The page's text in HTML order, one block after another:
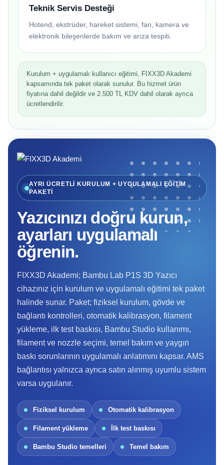
Teknik Servis Desteği
Hotend, ekstrüder, hareket sistemi, fan, kamera ve
elektronik bileşenlerde bakım ve arıza tespiti.
Kurulum + uygulamalı kullanıcı eğitimi, FIXX3D Akademi
kapsamında tek paket olarak sunulur. Bu hizmet ürün
fiyatına dahil değildir ve 2.500 TL KDV dahil olarak ayrıca
ücretlendirilir.
AYRI ÜCRETLİ KURULUM + UYGULAMALI EĞİTİM
PAKETİ
Yazıcınızı doğru kurun,
ayarları uygulamalı
öğrenin.
FIXX3D Akademi; Bambu Lab P1S 3D Yazıcı
cihazınız için kurulum ve uygulamalı eğitimi tek paket
halinde sunar. Paket; fiziksel kurulum, gövde ve
bağlantı kontrolleri, otomatik kalibrasyon, filament
yükleme, ilk test baskısı, Bambu Studio kullanımı,
filament ve nozzle seçimi, temel bakım ve yaygın
baskı sorunlarının uygulamalı anlatımını kapsar. AMS
bağlantısı yalnızca ayrıca satın alınmış uyumlu sistem
varsa uygulanır.
Fiziksel kurulum Otomatik kalibrasyon
Filament yükleme İlk test baskısı
Bambu Studio temelleri Temel bakım